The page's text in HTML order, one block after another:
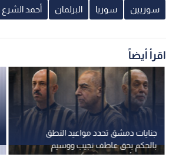
سوريين سوريا البرلمان أحمد الشرع
اقرأ أيضاً
جنايات دمشق تحدد مواعيد النطق
بالحكم بحق عاطف نجيب ووسيم